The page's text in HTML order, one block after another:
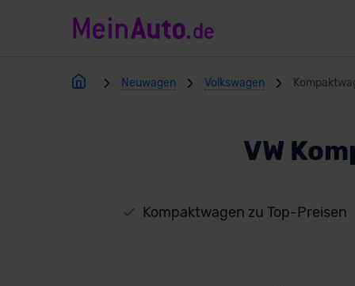
Neuwagen Volkswagen
VW
Kompaktwagen zu Top-Preisen